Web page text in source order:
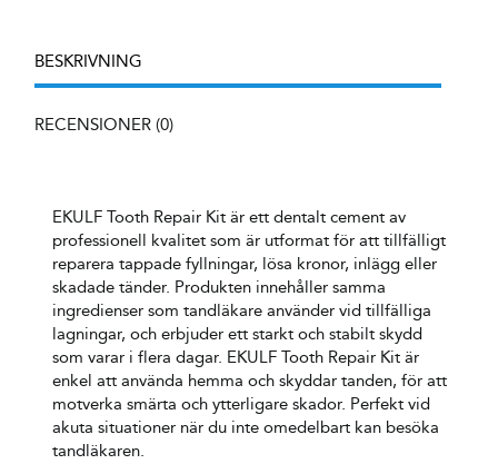
BESKRIVNING
RECENSIONER (0)
EKULF Tooth Repair Kit är ett dentalt cement av
professionell kvalitet som är utformat för att tillfälligt
reparera tappade fyllningar, lösa kronor, inlägg eller
skadade tänder. Produkten innehåller samma
ingredienser som tandläkare använder vid tillfälliga
lagningar, och erbjuder ett starkt och stabilt skydd
som varar i flera dagar. EKULF Tooth Repair Kit är
enkel att använda hemma och skyddar tanden, för att
motverka smärta och ytterligare skador. Perfekt vid
akuta situationer när du inte omedelbart kan besöka
tandläkaren.